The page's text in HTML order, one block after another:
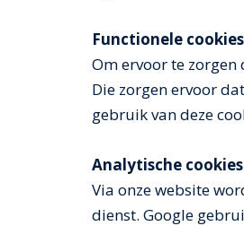
Functionele cookies
Om ervoor te
Die zorgen ervoor
gebruik van deze
Analytische cookies
Via onze website
dienst. Google